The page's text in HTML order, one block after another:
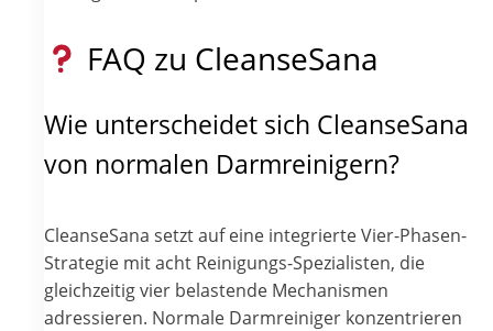
FAQ zu CleanseSana
Wie unterscheidet sich CleanseSana
von normalen Darmreinigern?
CleanseSana setzt auf eine integrierte Vier-Phasen-
Strategie mit acht Reinigungs-Spezialisten, die
gleichzeitig vier belastende Mechanismen
adressieren. Normale Darmreiniger konzentrieren